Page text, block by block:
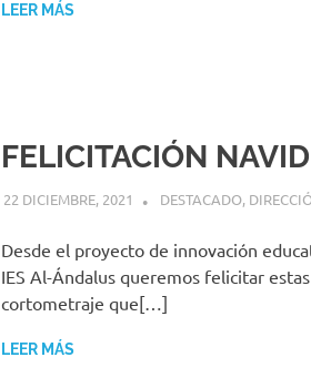
LEER MÁS
FELICITACIÓN
22 DICIEMBRE, 2021 MIGUEL RUÍZ
DESTACADO,
Desde el proyecto de innovación
IES Al-Ándalus queremos felicitar
cortometraje que[…]
LEER MÁS